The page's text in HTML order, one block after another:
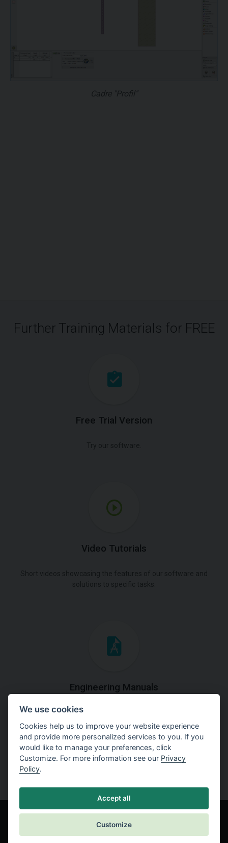
Cadre "Profil"
Further Training Materials for FREE
Free Trial Version
Video Tutorials
Engineering Manuals
Step by steps guides on how
to solve a specific tasks.
We use cookies
Cookies help us to improve your website experience
and provide more personalized services to you. If you
would like to manage your preferences, click
Customize. For more information see our Privacy
Policy.
Accept all
Customize